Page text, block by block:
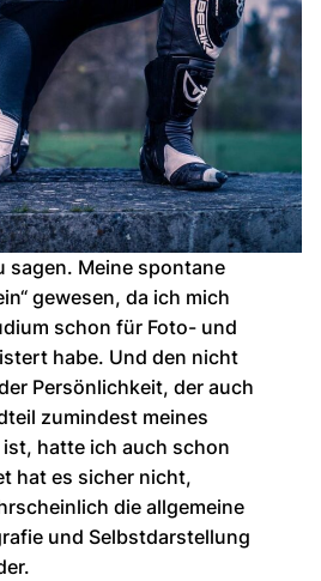
sagen. Meine spontane
gewesen, da ich mich
schon für Foto- und
habe. Und den nicht
Persönlichkeit, der auch
zumindest meines
hatte ich auch schon
hat es sicher nicht,
die allgemeine
und Selbstdarstellung